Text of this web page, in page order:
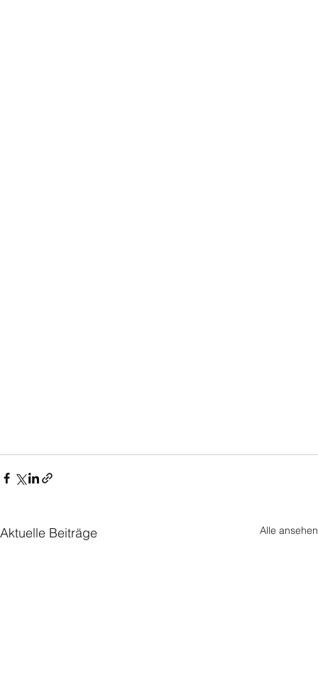
Aktuelle Beiträge Alle ansehen